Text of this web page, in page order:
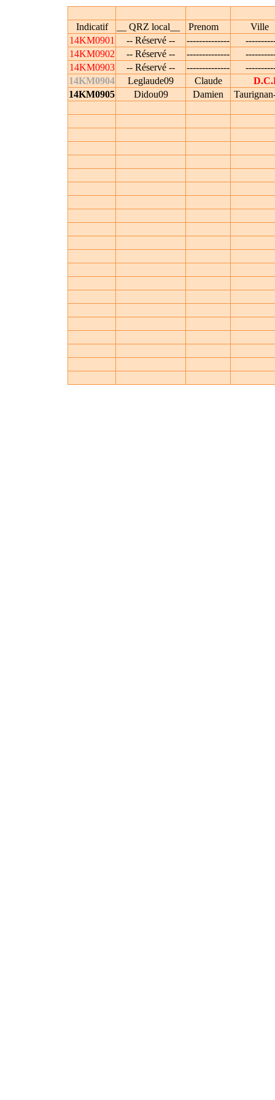
Indicatif __ QRZ local__ Prenom
14KM0901
-- Réservé -- --------------
14KM0902
-- Réservé -- --------------
14KM0903
-- Réservé -- --------------
14KM0904
Leglaude09 Claude
14KM0905
Didou09 Damien